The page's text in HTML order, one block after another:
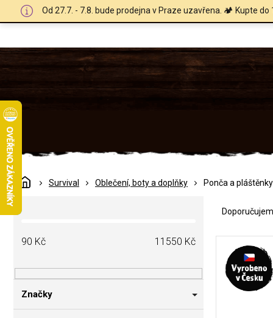
Od 27.7. - 7.8. bude prodejna v Praze uzavřena. 🏕️ Kupte
DomůSurvival Oblečení, boty a doplňky Ponča a pláštěnky
P
o
a
n
í
90 Kč 11550 Kč
Značky
e